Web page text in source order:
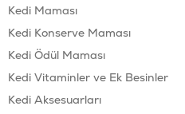
Kedi Maması
Kedi Konserve Maması
Kedi Ödül Maması
Kedi Vitaminler ve Ek Besinler
Kedi Aksesuarları